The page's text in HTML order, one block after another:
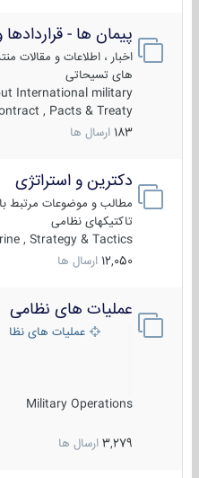
پیمان ها - قراردادها
اخبار ، اطلاعات و مقالات
های تسیحاتی
International military
Contract , Pacts & Treaty
183 ارسال ها
دکترین و استراتژی
مطالب و موضوعات مرتبط با
تاکتیکهای نظامی
, Strategy & Tactics
12,050 ارسال ها
عملیات های نظامی
عملیات های نظامی
Military Operations
3,279 ارسال ها